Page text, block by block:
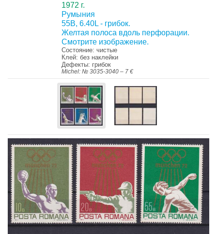
1972 г.
Румыния
55В, 6.40L - грибок.
Желтая полоса вдоль перфорации.
Смотрите изображение.
Состояние: чистые
Клей: без наклейки
Дефекты: грибок
Michel: № 3035-3040 – 7 €